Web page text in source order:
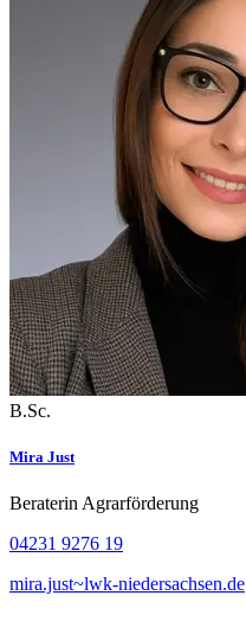
B.Sc.
Mira Just
Beraterin Agrarförderung
04231 9276 19
mira.just~lwk-niedersachsen.de